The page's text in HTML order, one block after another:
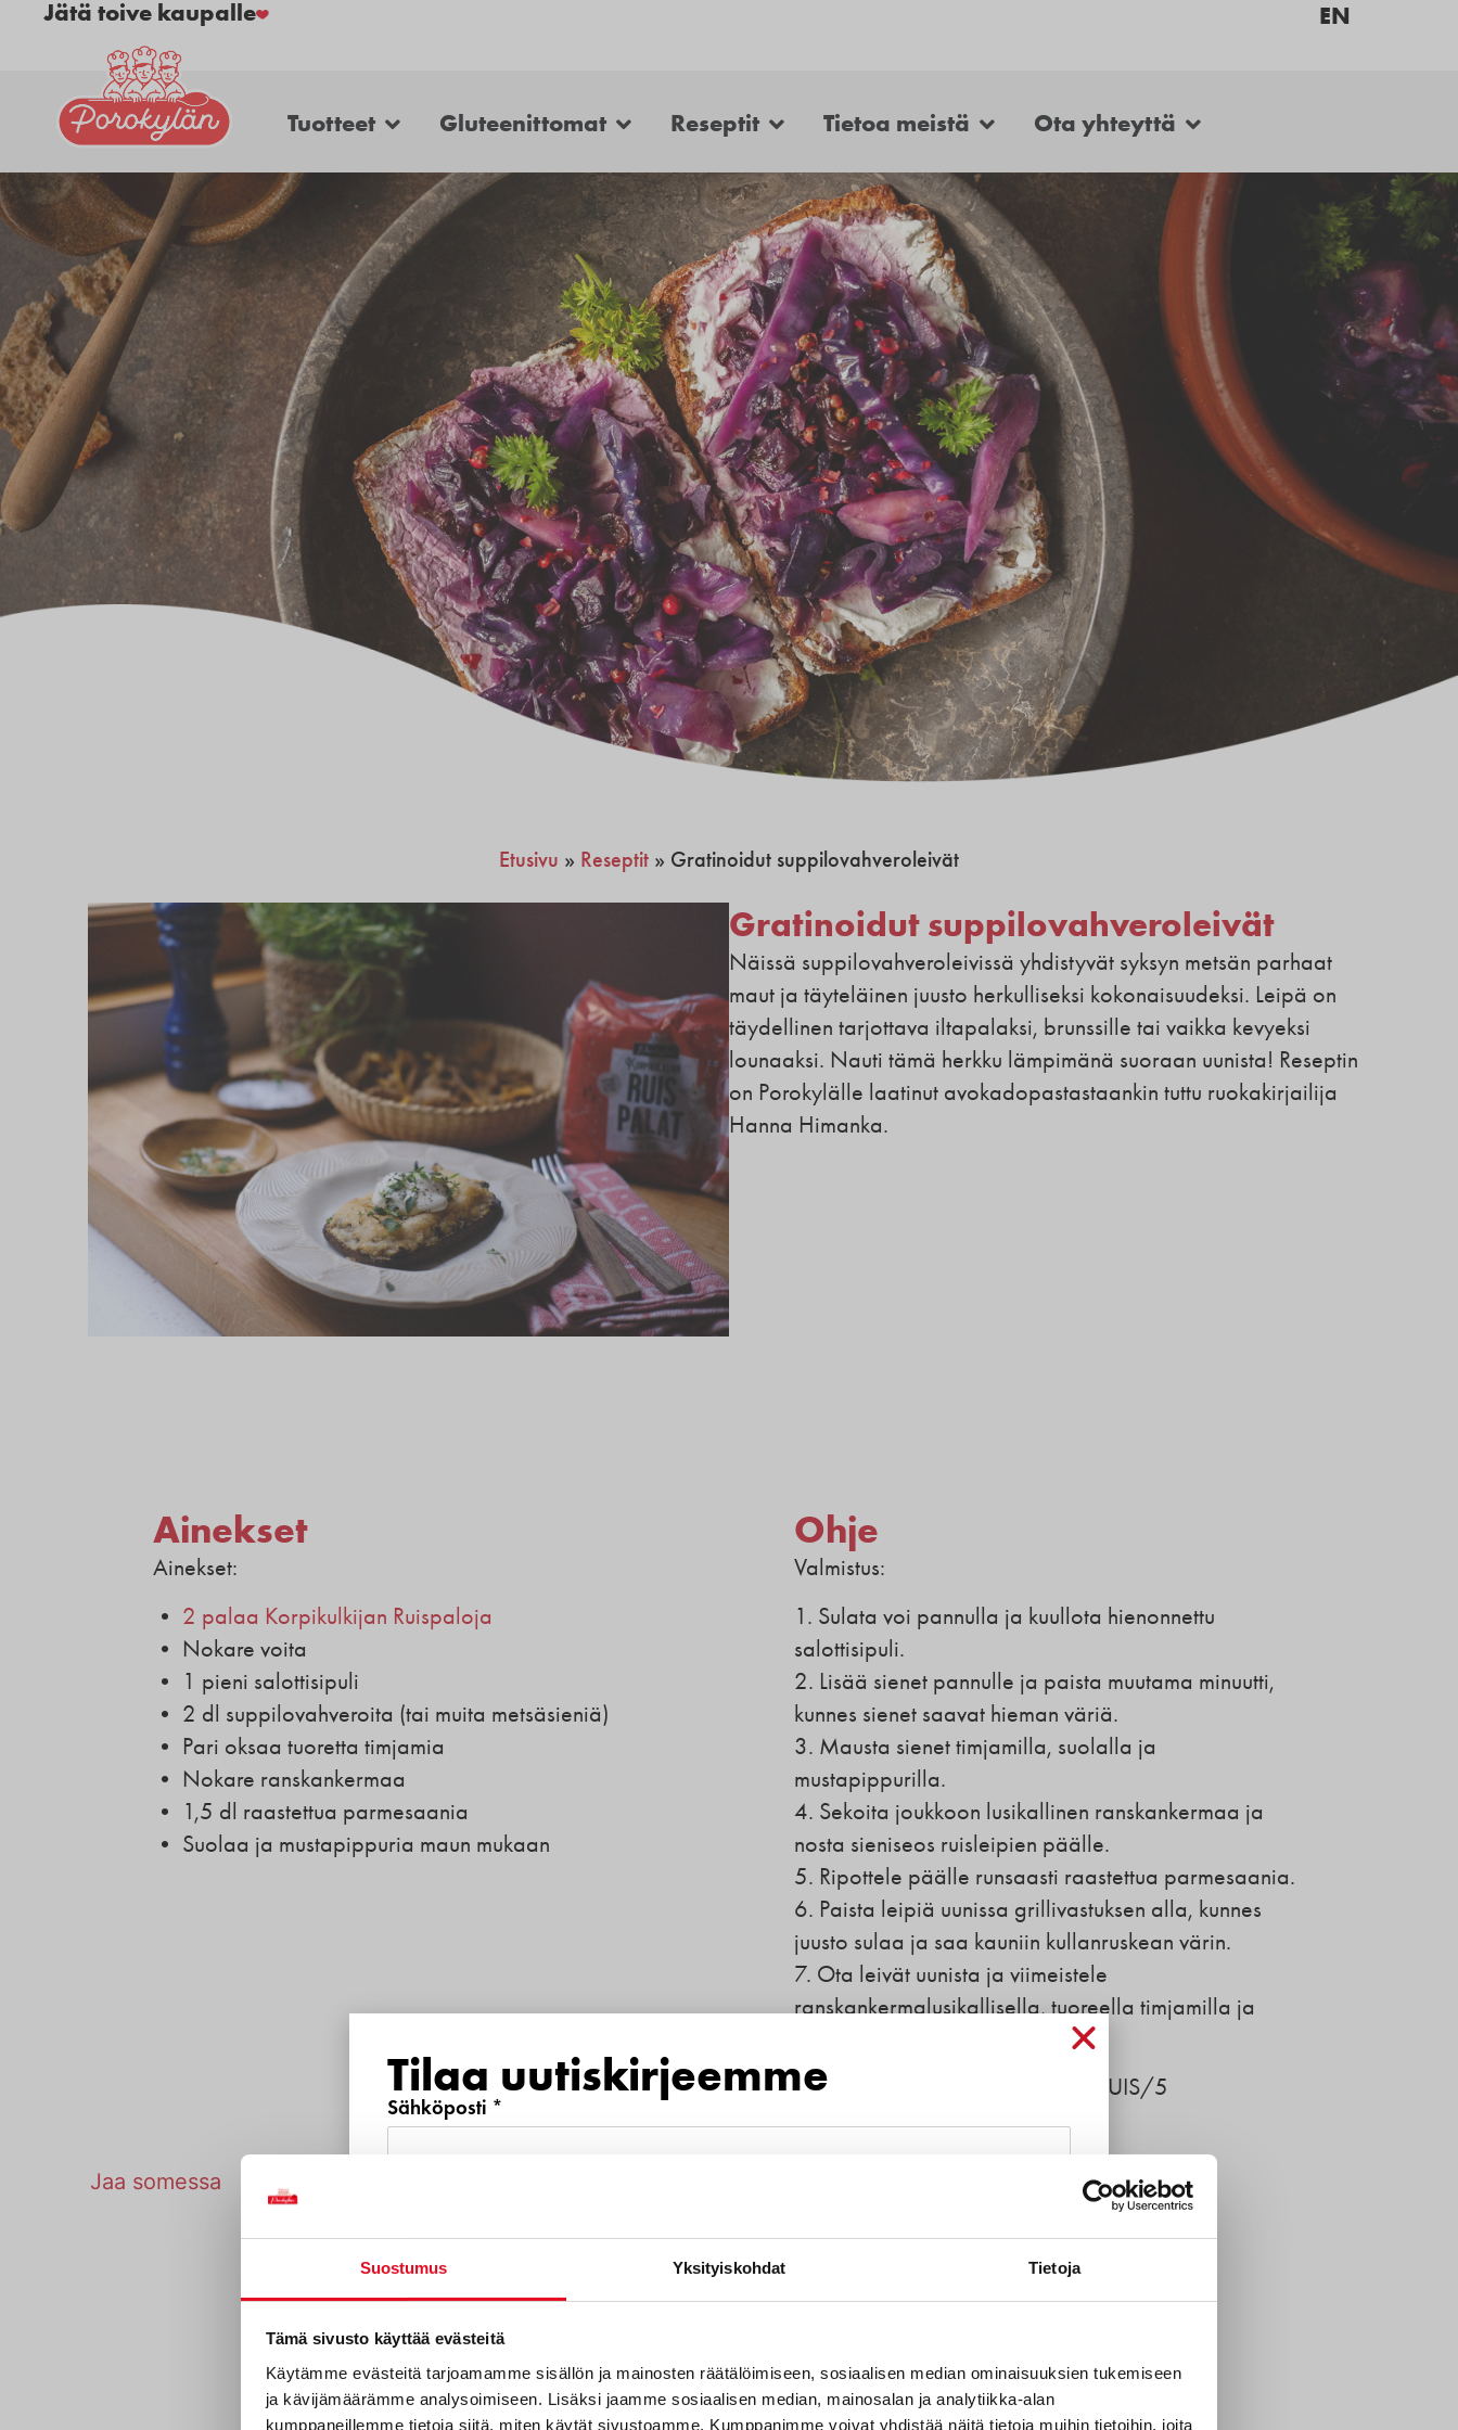
Suostumus Yksityiskohdat Tietoja
Tämä sivusto käyttää evästeitä
Käytämme evästeitä tarjoamamme sisällön ja mainosten räätälöimiseen, sosiaalisen median ominaisuuksien tukemiseen
ja kävijämäärämme analysoimiseen. Lisäksi jaamme sosiaalisen median, mainosalan ja analytiikka-alan
kumppaneillemme tietoja siitä, miten käytät sivustoamme. Kumppanimme voivat yhdistää näitä tietoja muihin tietoihin, joita
Jätä toive kaupalle EN
Tuotteet Gluteenittomat Reseptit Tietoa meistä Ota yhteyttä
Etusivu » Reseptit » Gratinoidut suppilovahveroleivät
Gratinoidut suppilovahveroleivät
Näissä suppilovahveroleivissä yhdistyvät syksyn metsän parhaat
maut ja täyteläinen juusto herkulliseksi kokonaisuudeksi. Leipä on
täydellinen tarjottava iltapalaksi, brunssille tai vaikka kevyeksi
lounaaksi. Nauti tämä herkku lämpimänä suoraan uunista! Reseptin
on Porokylälle laatinut avokadopastastaankin tuttu ruokakirjailija
Hanna Himanka.
Ainekset
Ainekset:
• 2 palaa Korpikulkijan Ruispaloja
• Nokare voita
• 1 pieni salottisipuli
• 2 dl suppilovahveroita (tai muita metsäsieniä)
• Pari oksaa tuoretta timjamia
• Nokare ranskankermaa
• 1,5 dl raastettua parmesaania
• Suolaa ja mustapippuria maun mukaan
Ohje
Valmistus:
1. Sulata voi pannulla ja kuullota hienonnettu
salottisipuli.
2. Lisää sienet pannulle ja paista muutama minuutti,
kunnes sienet saavat hieman väriä.
3. Mausta sienet timjamilla, suolalla ja
mustapippurilla.
4. Sekoita joukkoon lusikallinen ranskankermaa ja
nosta sieniseos ruisleipien päälle.
5. Ripottele päälle runsaasti raastettua parmesaania.
6. Paista leipiä uunissa grillivastuksen alla, kunnes
juusto sulaa ja saa kauniin kullanruskean värin.
7. Ota leivät uunista ja viimeistele
ranskankermalusikallisella, tuoreella timjamilla ja
Nauti heti ja totea että maku on RUIS/5
Jaa somessa
Tutustu tuotteeseen
Tilaa uutiskirjeemme
Sähköposti *
sinua?
Uutuustuotteet